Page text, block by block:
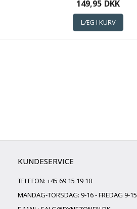
149,95 DKK
KUNDESERVICE
TELEFON: +45 69 15 19 10
MANDAG-TORSDAG: 9-16 - FREDAG 9-15